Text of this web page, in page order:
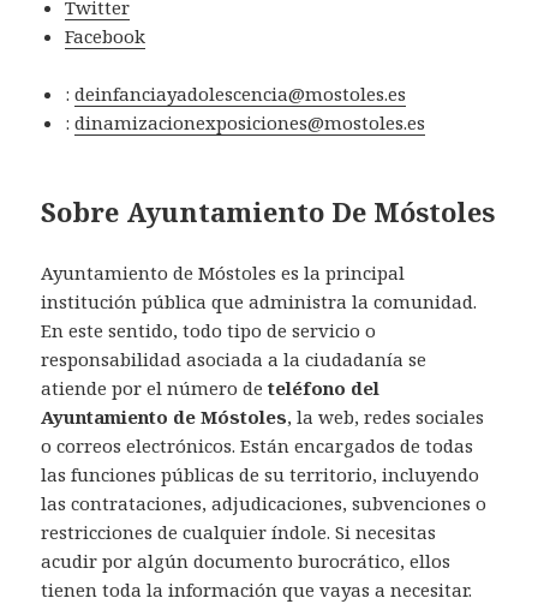
Twitter
Facebook
:deinfanciayadolescencia@mostoles.es
:dinamizacionexposiciones@mostoles.es
Sobre Ayuntamiento De Móstoles
Ayuntamiento de Móstoles es la principal
institución pública que administra la comunidad.
En este sentido, todo tipo de servicio o
responsabilidad asociada a la ciudadanía se
atiende por el número de teléfono del
Ayuntamiento de Móstoles, la web, redes sociales
o correos electrónicos. Están encargados de todas
las funciones públicas de su territorio, incluyendo
las contrataciones, adjudicaciones, subvenciones o
restricciones de cualquier índole. Si necesitas
acudir por algún documento burocrático, ellos
tienen toda la información que vayas a necesitar.